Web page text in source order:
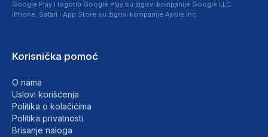
Google Play i logotip Google Play su žigovi kompanije Google LLC.
iPhone, Safari i App Store su žigovi kompanije Apple Inc.
Korisnička pomoć
O nama
Uslovi korišćenja
Politika o kolačićima
Politika privatnosti
Brisanje naloga